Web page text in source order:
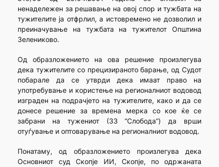
ненадележен за решавање на овој спор и тужбата на
тужителите ја отфрлил, а истовремено не дозволил и
преиначување на тужбата на тужителот Општина
Зелениково.
Од образложението на ова решение произлегува
дека тужителите со прецизираното барање, од Судот
побарале да се утврди дека имаат право на
употребување и користење на регионалниот водовод
изграден на подрачјето на тужителите, како и да се
донесе решение за времена мерка со кое ќе се
забрани на тужениот (ЗЗ “Слобода”) да врши
отуѓување и оптоварување на регионалниот водовод.
Понатаму, од образложението произлегува дека
Основниот суд Скопје ИИ, Скопје, по одржаната